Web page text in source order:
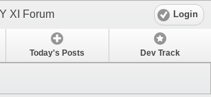
XI Forum Login
Today's Posts Dev Track